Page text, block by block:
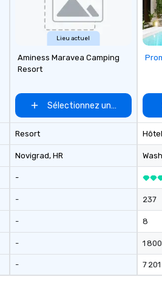
Lieu actuel
Aminess Maravea Camping
Resort
Sélectionnez un lieu
Resort
Novigrad, HR
-
-
-
-
-
237
8
1
7